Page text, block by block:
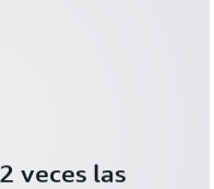
veces las